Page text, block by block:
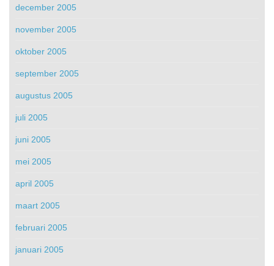
december 2005
november 2005
oktober 2005
september 2005
augustus 2005
juli 2005
juni 2005
mei 2005
april 2005
maart 2005
februari 2005
januari 2005